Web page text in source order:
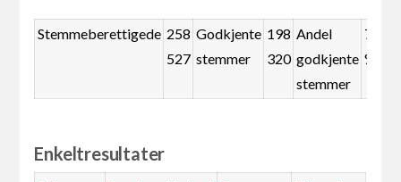
Stemmeberettigede 258
527
Godkjente
stemmer
198
320
Andel
godkjente
stemmer
76,7
%
Enkeltresultater